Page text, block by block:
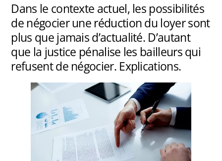
Dans le contexte actuel, les possibilités
de négocier une réduction du loyer sont
plus que jamais d’actualité. D’autant
que la justice pénalise les bailleurs qui
refusent de négocier. Explications.